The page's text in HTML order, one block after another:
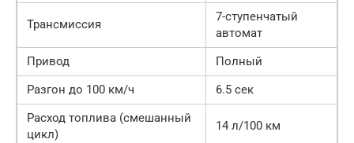
Трансмиссия
7-ступенчатый
автомат
Привод
Полный
Разгон до 100 км/ч
6.5 сек
Расход топлива (смешанный
цикл)
14 л/100 км